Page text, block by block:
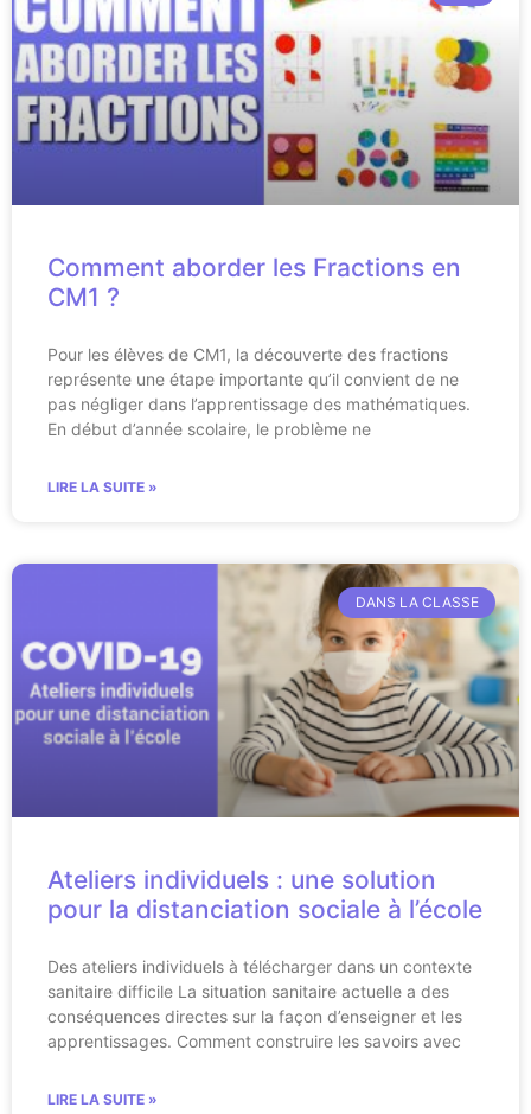
Comment aborder les Fractions en
CM1 ?
Pour les élèves de CM1, la découverte des fractions
représente une étape importante qu’il convient de ne
pas négliger dans l’apprentissage des mathématiques.
En début d’année scolaire, le problème ne
LIRE LA SUITE »
DANS LA CLASSE
Ateliers individuels : une solution
pour la distanciation sociale à l’école
Des ateliers individuels à télécharger dans un contexte
sanitaire difficile La situation sanitaire actuelle a des
conséquences directes sur la façon d’enseigner et les
apprentissages. Comment construire les savoirs avec
LIRE LA SUITE »